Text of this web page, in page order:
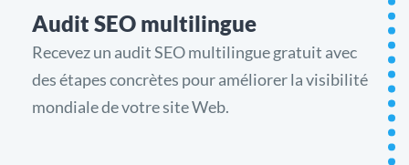
Audit SEO multilingue
Recevez un audit SEO multilingue gratuit avec
des étapes concrètes pour améliorer la visibilité
mondiale de votre site Web.